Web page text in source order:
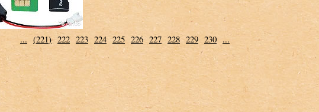
... (221) 222 223 224 225 226 227 228 229 230 ...